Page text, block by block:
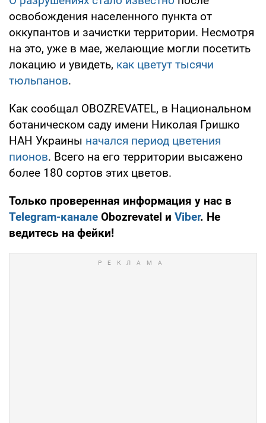
освобождения населенного пункта от
оккупантов и зачистки территории. Несмотря
на это, уже в мае, желающие могли посетить
локацию и увидеть, как цветут тысячи
тюльпанов.
Как сообщал OBOZREVATEL, в Национальном
ботаническом саду имени Николая Гришко
НАН Украины начался период цветения
пионов. Всего на его территории высажено
более 180 сортов этих цветов.
Только проверенная информация у нас в
Telegram-канале Obozrevatel и Viber. Не
ведитесь на фейки!